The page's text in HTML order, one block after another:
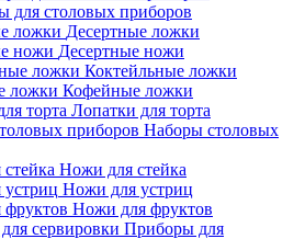
для столовых приборов
Десертные ложки
Десертные ножи
Коктейльные ложки
Кофейные ложки
Лопатки для торта
Наборы столовых
Ножи для стейка
Ножи для устриц
Ножи для фруктов
Приборы для